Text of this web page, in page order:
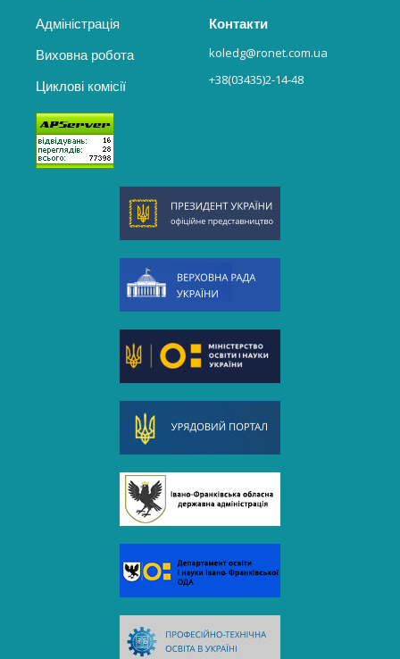
Адміністрація
Виховна робота
Циклові комісії
Контакти
koledg@ronet.com.ua
+38(03435)2-14-48